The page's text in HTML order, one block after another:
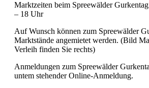
Marktzeiten beim Spreewälder
– 18 Uhr
Auf Wunsch können zum Spreewälder
Marktstände angemietet werden. (Bild
Verleih finden Sie rechts)
Anmeldungen zum Spreewälder
untem stehender Online-Anmeldung.